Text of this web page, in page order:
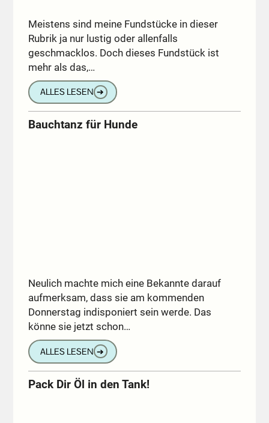
Meistens sind meine Fundstücke in dieser
Rubrik ja nur lustig oder allenfalls
geschmacklos. Doch dieses Fundstück ist
mehr als das,…
ALLES LESEN ➔
Bauchtanz für Hunde
Neulich machte mich eine Bekannte darauf
aufmerksam, dass sie am kommenden
Donnerstag indisponiert sein werde. Das
könne sie jetzt schon…
ALLES LESEN ➔
Pack Dir Öl in den Tank!